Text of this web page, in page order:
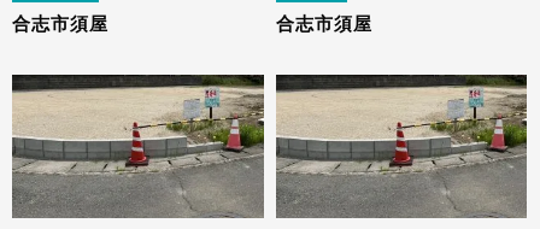
合志市須屋 合志市須屋